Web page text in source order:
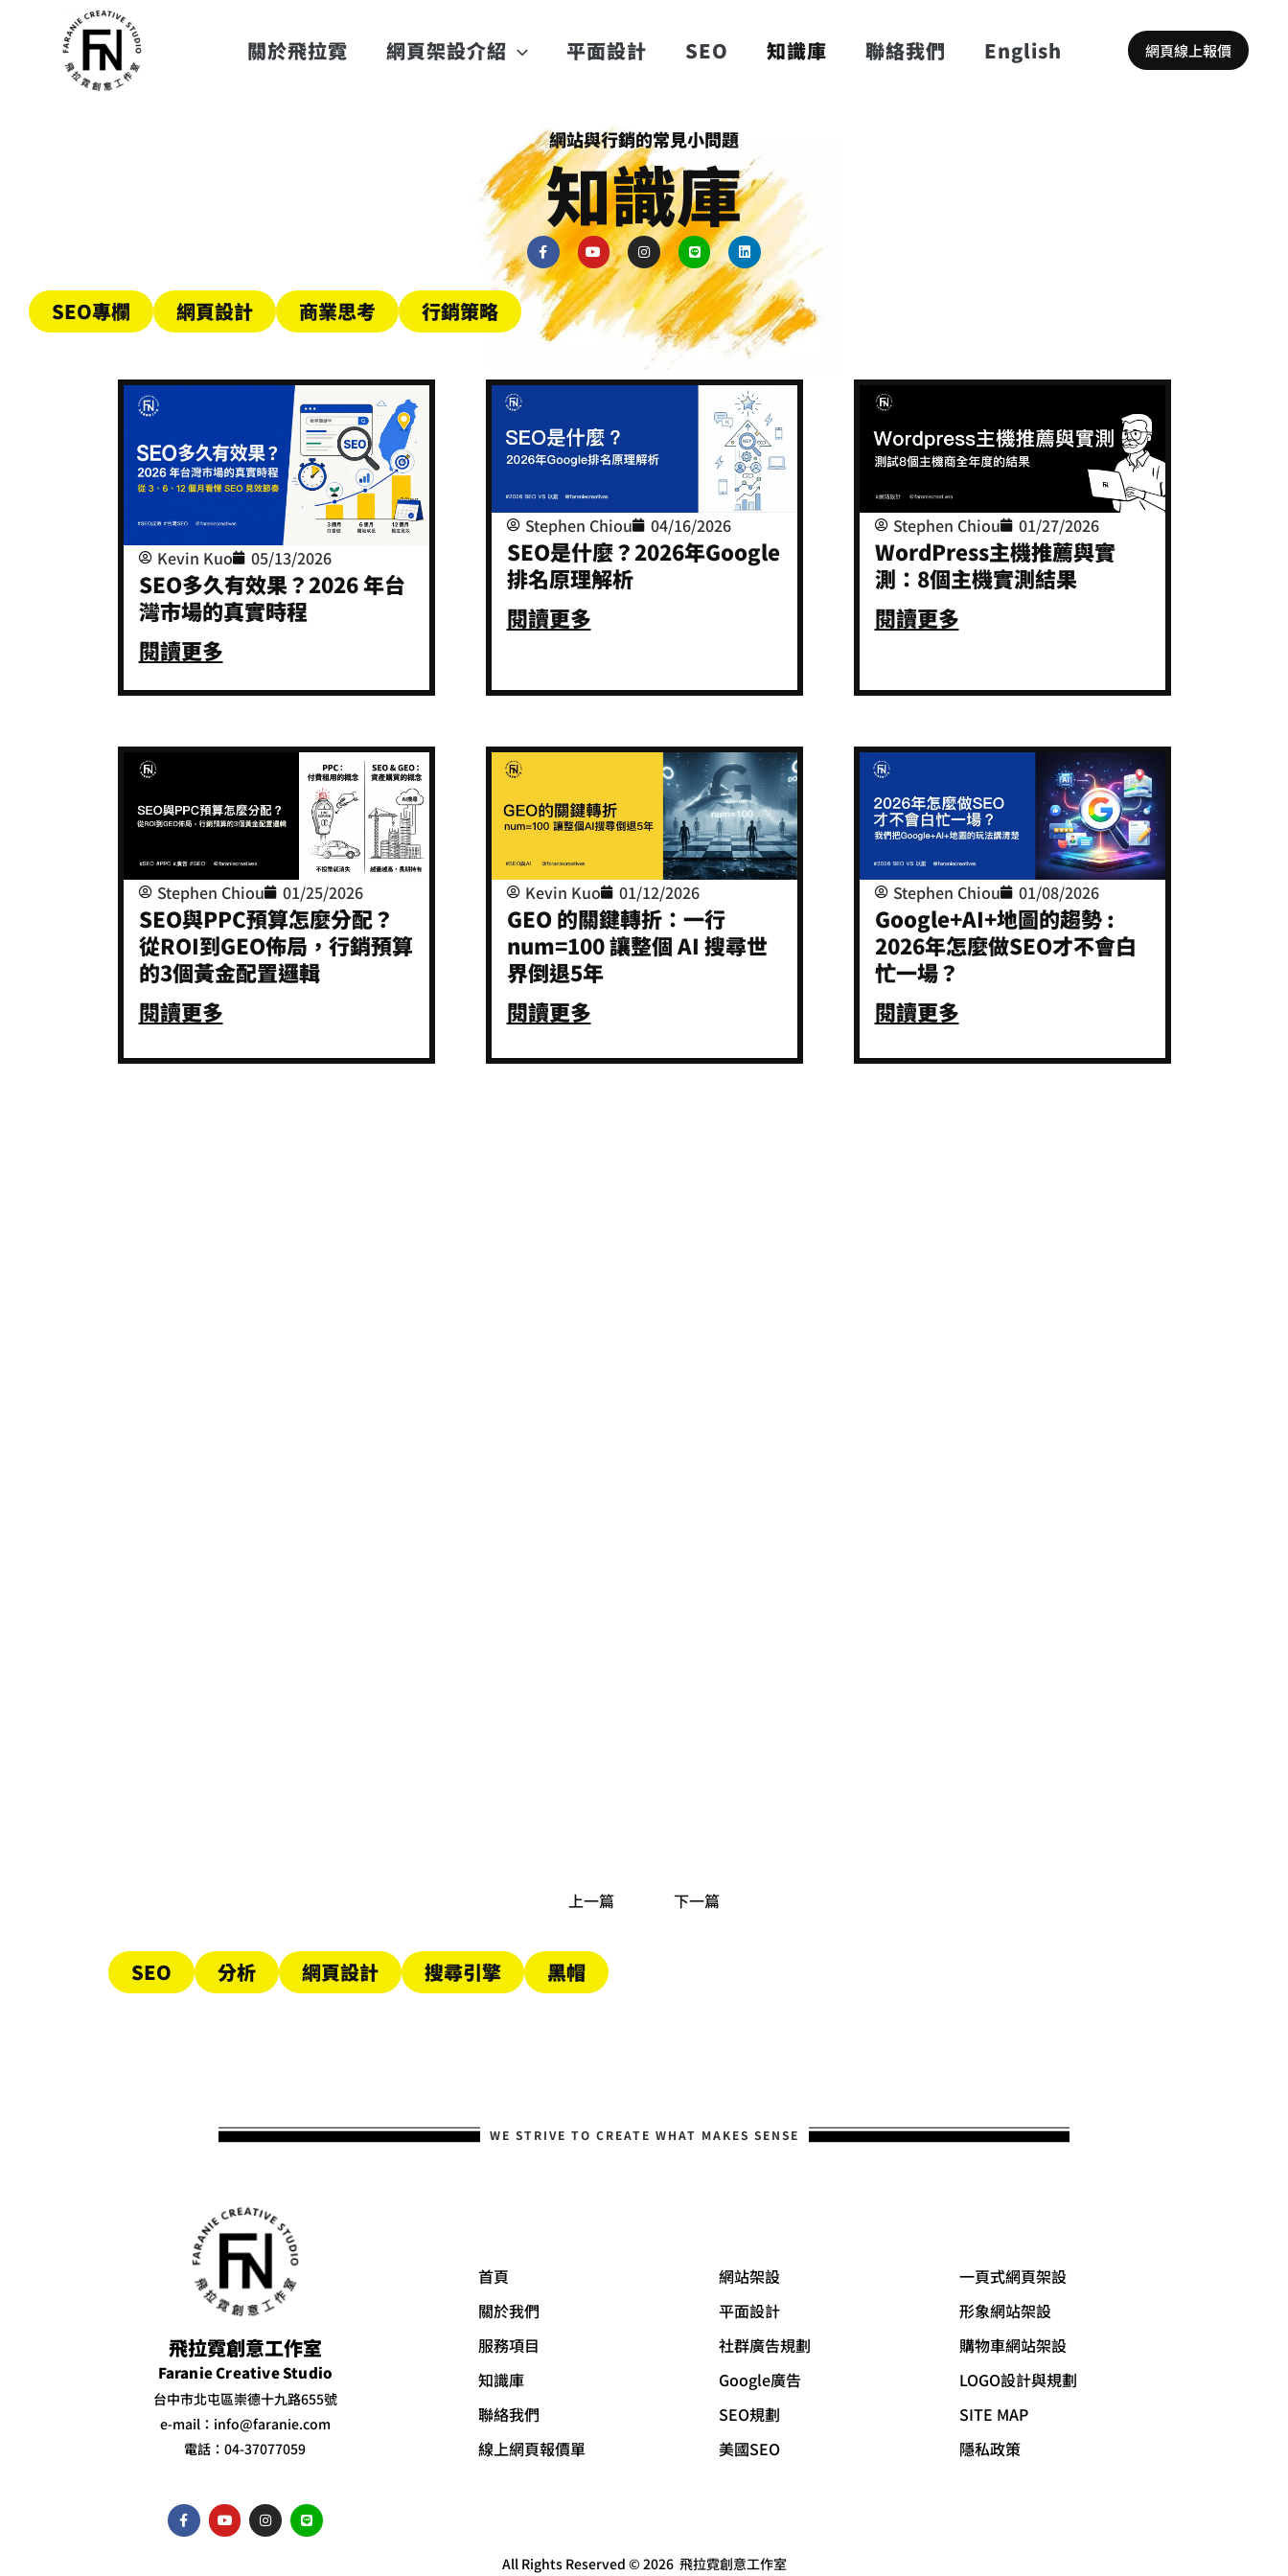
關於飛拉霓 網頁架設介紹 平面設計 SEO 知識庫 聯絡我們 English 網頁線上報價
網站與行銷的常見小問題
知識庫
F
a
c
e
b
o
o
k
Y
o
u
t
u
b
e
I
n
s
t
a
g
r
a
L
i
n
e
L
i
n
k
e
d
i
n
SEO專欄 網頁設計 商業思考 行銷策略
Kevin Kuo 05/13/2026
SEO多久有效果？2026 年台
灣市場的真實時程
閱讀更多
Stephen Chiou 04/16/2026
SEO是什麼？2026年Google
排名原理解析
閱讀更多
Stephen Chiou 01/27/2026
WordPress主機推薦與實
測：8個主機實測結果
閱讀更多
Stephen Chiou 01/25/2026
SEO與PPC預算怎麼分配？
從ROI到GEO佈局，行銷預算
的3個黃金配置邏輯
閱讀更多
Kevin Kuo 01/12/2026
GEO 的關鍵轉折：一行
num=100 讓整個 AI 搜尋世
界倒退5年
閱讀更多
Stephen Chiou 01/08/2026
Google+AI+地圖的趨勢 :
2026年怎麼做SEO才不會白
忙一場？
閱讀更多
上一篇 下一篇
SEO 分析 網頁設計 搜尋引擎 黑帽
WE STRIVE TO CREATE WHAT MAKES SENSE
飛拉霓創意工作室
Faranie Creative Studio
台中市北屯區崇德十九路655號
e-mail：info@faranie.com
電話：04-37077059
F
a
c
Y
o
u
I
n
s
L
i
n
首頁
關於我們
服務項目
知識庫
聯絡我們
線上網頁報價單
網站架設
平面設計
社群廣告規劃
Google廣告
SEO規劃
美國SEO
一頁式網頁架設
形象網站架設
購物車網站架設
LOGO設計與規劃
SITE MAP
隱私政策
All Rights Reserved © 2026 飛拉霓創意工作室